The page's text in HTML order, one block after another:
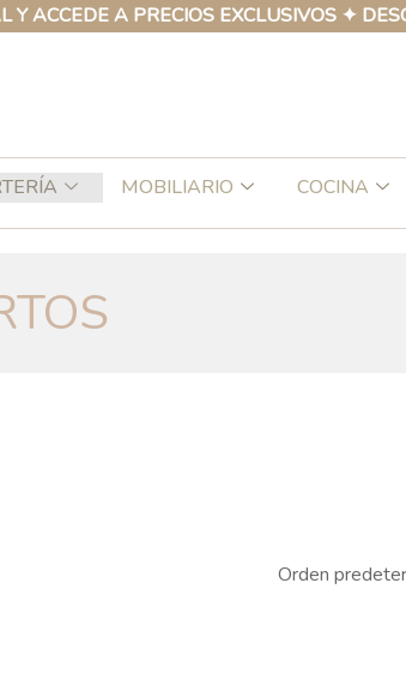
A PRECIOS EXCLUSIVOS ✦
MOBILIARIO COCINA